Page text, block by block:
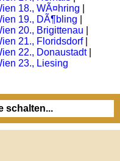
18., WÃ¤hring
19., DÃ¶bling
20., Brigittenau
21., Floridsdorf|
22., Donaustadt|
23., Liesing
schalten...